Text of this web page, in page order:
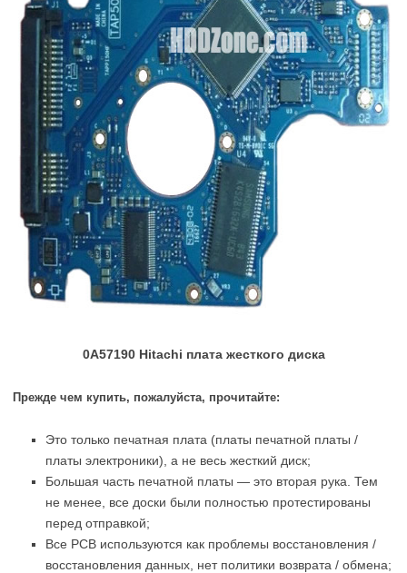
0A57190 Hitachi плата жесткого диска
Прежде чем купить, пожалуйста, прочитайте:
Это только печатная плата (платы печатной платы /
платы электроники), а не весь жесткий диск;
Большая часть печатной платы — это вторая рука. Тем
не менее, все доски были полностью протестированы
перед отправкой;
Все PCB используются как проблемы восстановления /
восстановления данных, нет политики возврата / обмена;